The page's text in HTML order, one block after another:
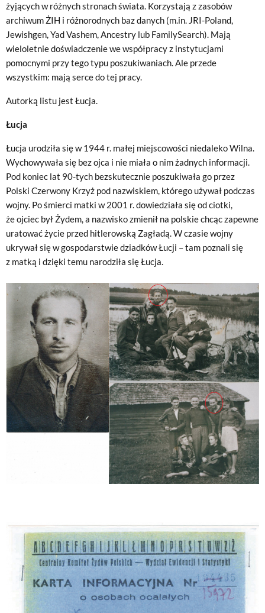
żyjących w różnych stronach świata. Korzystają z zasobów
archiwum ŻIH i różnorodnych baz danych (m.in. JRI-Poland,
Jewishgen, Yad Vashem, Ancestry lub FamilySearch). Mają
wieloletnie doświadczenie we współpracy z instytucjami
pomocnymi przy tego typu poszukiwaniach. Ale przede
wszystkim: mają serce do tej pracy.
Autorką listu jest Łucja.
Łucja
Łucja urodziła się w 1944 r. małej miejscowości niedaleko Wilna.
Wychowywała się bez ojca i nie miała o nim żadnych informacji.
Pod koniec lat 90-tych bezskutecznie poszukiwała go przez
Polski Czerwony Krzyż pod nazwiskiem, którego używał podczas
wojny. Po śmierci matki w 2001 r. dowiedziała się od ciotki,
że ojciec był Żydem, a nazwisko zmienił na polskie chcąc zapewne
uratować życie przed hitlerowską Zagładą. W czasie wojny
ukrywał się w gospodarstwie dziadków Łucji – tam poznali się
z matką i dzięki temu narodziła się Łucja.